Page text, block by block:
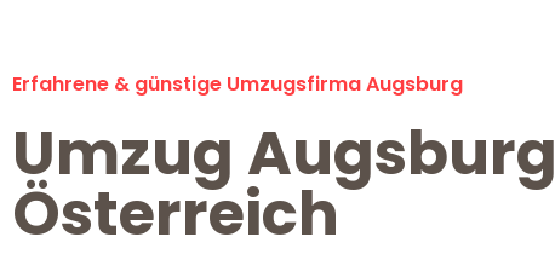
Erfahrene & günstige Umzugsfirma Augsburg
Umzug Augsburg
Österreich